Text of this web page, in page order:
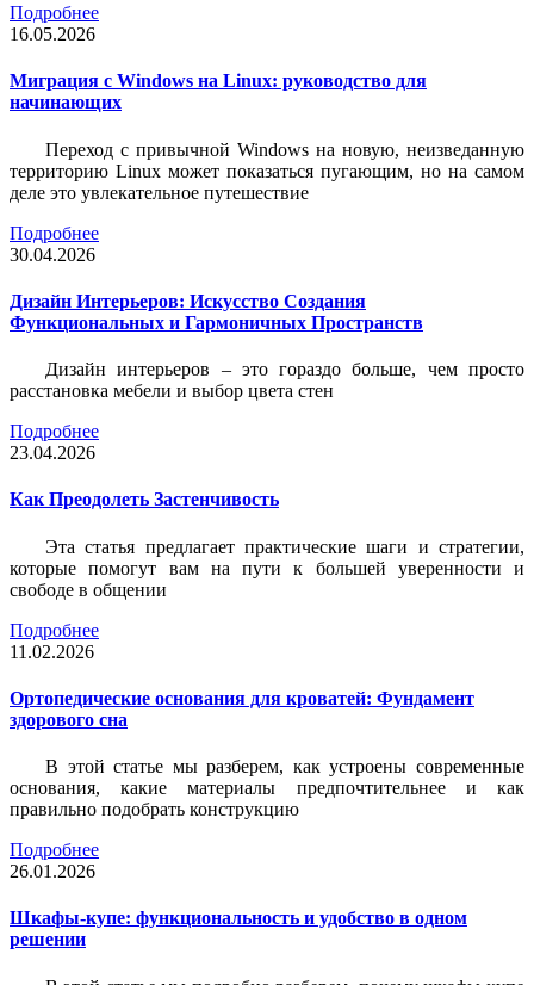
Подробнее
16.05.2026
Миграция с Windows на Linux: руководство для
начинающих
Переход с привычной Windows на новую, неизведанную
территорию Linux может показаться пугающим, но на самом
деле это увлекательное путешествие
Подробнее
30.04.2026
Дизайн Интерьеров: Искусство Создания
Функциональных и Гармоничных Пространств
Дизайн интерьеров – это гораздо больше, чем просто
расстановка мебели и выбор цвета стен
Подробнее
23.04.2026
Как Преодолеть Застенчивость
Эта статья предлагает практические шаги и стратегии,
которые помогут вам на пути к большей уверенности и
свободе в общении
Подробнее
11.02.2026
Ортопедические основания для кроватей: Фундамент
здорового сна
В этой статье мы разберем, как устроены современные
основания, какие материалы предпочтительнее и как
правильно подобрать конструкцию
Подробнее
26.01.2026
Шкафы-купе: функциональность и удобство в одном
решении